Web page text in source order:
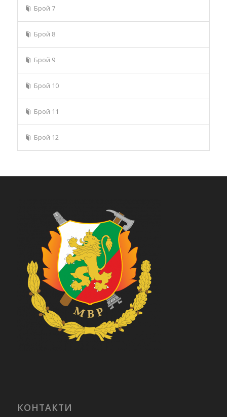
Брой 7
Брой 8
Брой 9
Брой 10
Брой 11
Брой 12
КОНТАКТИ